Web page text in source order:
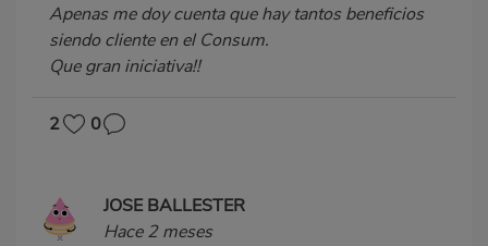
Apenas me doy cuenta que hay tantos beneficios
siendo cliente en el Consum.
Que gran iniciativa!!
2 0
JOSE BALLESTER
Hace 2 meses